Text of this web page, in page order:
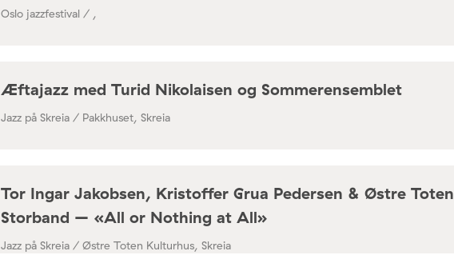
Oslo jazzfestival / ,
Æftajazz med Turid Nikolaisen og Sommerensemblet
Jazz på Skreia / Pakkhuset, Skreia
Tor Ingar Jakobsen, Kristoffer Grua Pedersen & Østre Toten
Storband – «All or Nothing at All»
Jazz på Skreia / Østre Toten Kulturhus, Skreia